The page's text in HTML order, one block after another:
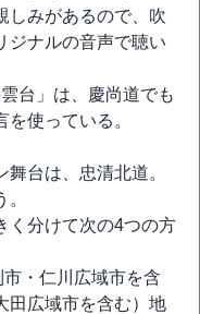
しみがあるので、吹
ジナルの音声で聴い
台」は、慶尚道でも
使っている。
舞台は、忠清北道。
く分けて次の4つの方
・仁川広域市を含
田広域市を含む）地